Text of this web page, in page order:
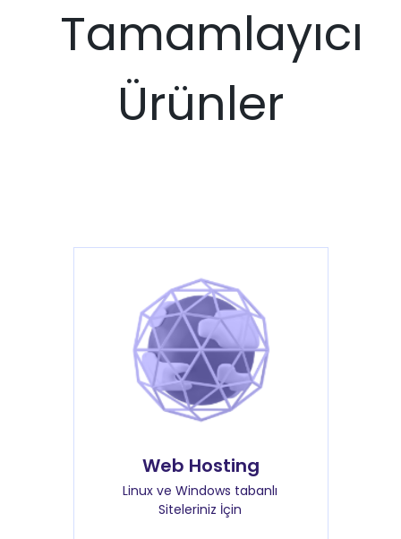
Tamamlayıcı
Ürünler
Web Hosting
Linux ve Windows tabanlı
Siteleriniz İçin